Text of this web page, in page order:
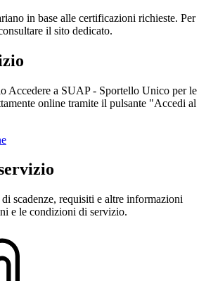
in base alle certificazioni richieste. Per
il sito dedicato.
Accedere a SUAP - Sportello Unico per le
online tramite il pulsante "Accedi al
scadenze, requisiti e altre informazioni
e le condizioni di servizio.